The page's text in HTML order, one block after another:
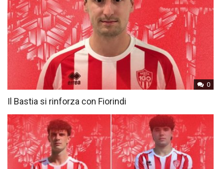
0
Il Bastia si rinforza con Fiorindi